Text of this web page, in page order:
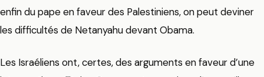
enfin du pape en faveur des Palestiniens, on peut deviner
les difficultés de Netanyahu devant Obama.
Les Israéliens ont, certes, des arguments en faveur d’une